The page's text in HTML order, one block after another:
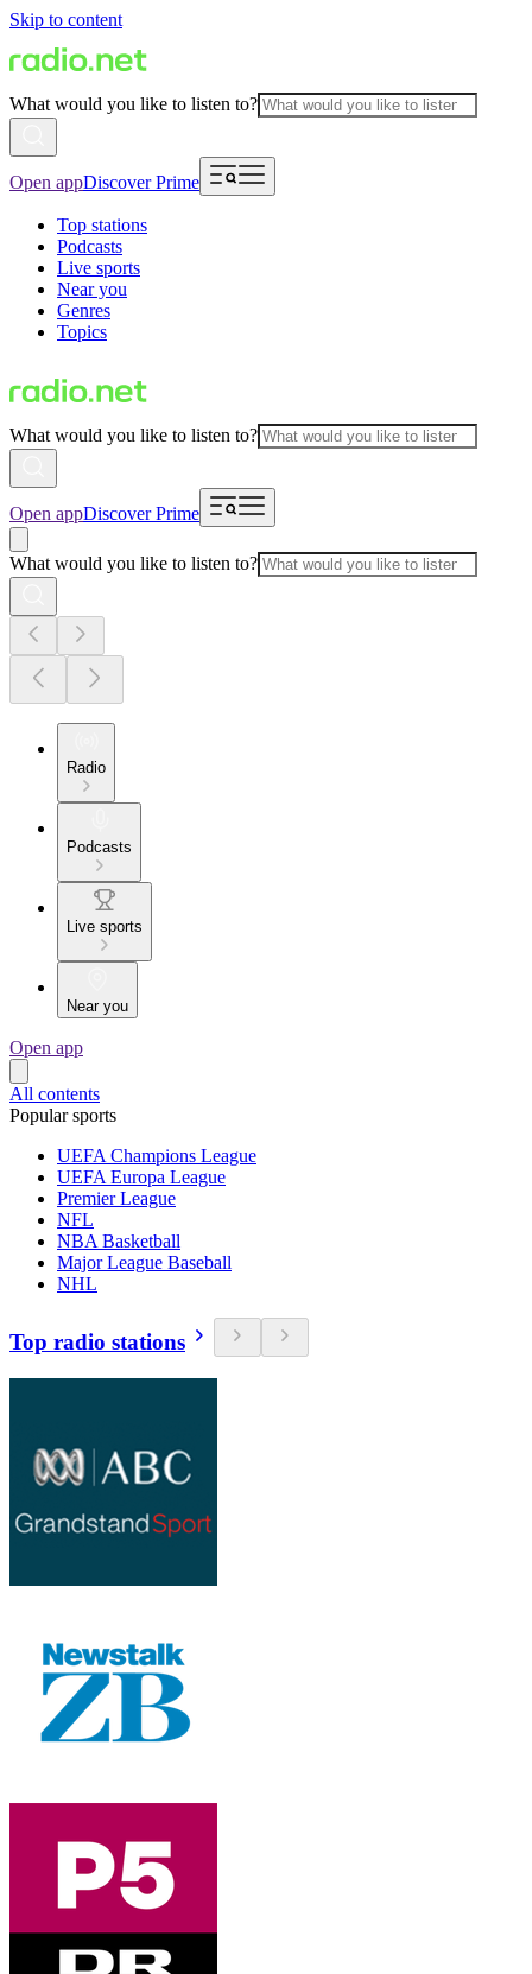
Skip to content
What would you like to listen to?
Open appDiscover Prime
Top stations
Podcasts
Live sports
Near you
Genres
Topics
What would you like to listen to?
Open appDiscover Prime
What would you like to listen to?
Radio
Podcasts
Live sports
Near you
Open app
All contents
Popular sports
UEFA Champions League
UEFA Europa League
Premier League
NFL
NBA Basketball
Major League Baseball
NHL
Top radio stations